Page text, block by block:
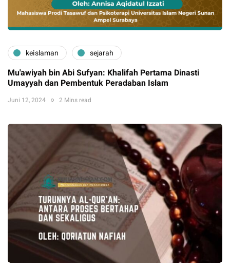
keislaman sejarah
Mu'awiyah bin Abi Sufyan: Khalifah Pertama Dinasti
Umayyah dan Pembentuk Peradaban Islam
Juni 12, 2024 2 Mins read